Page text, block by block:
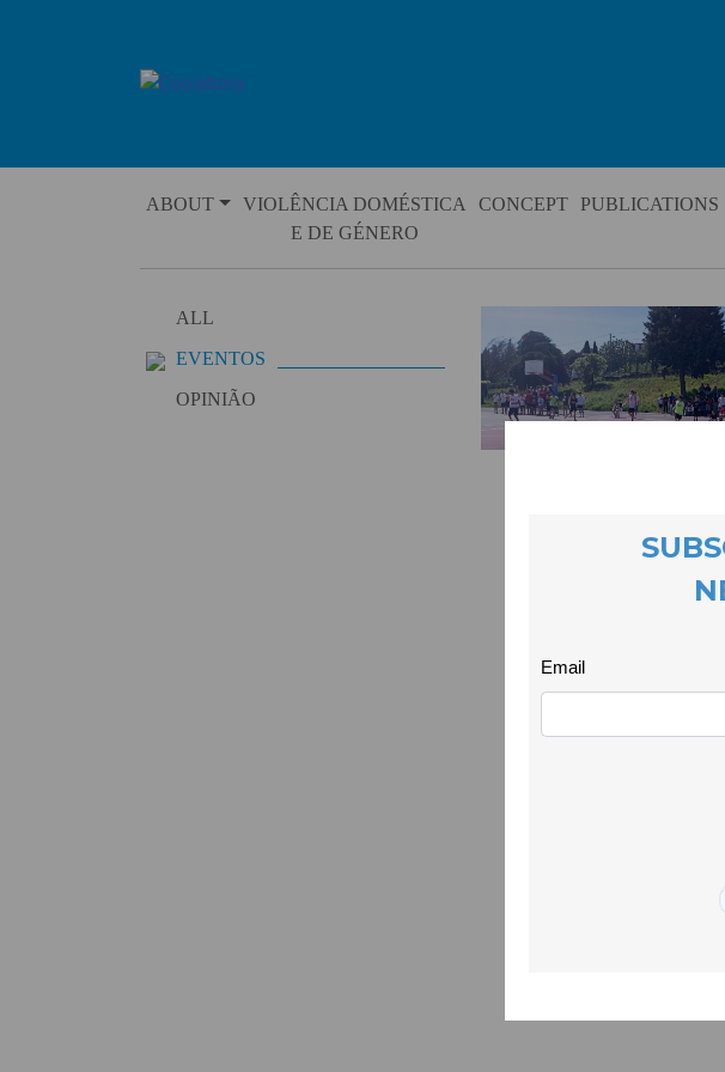
ABOUT
VIOLÊNCIA DOMÉSTICA
E DE GÉNERO
CONCEPT PUBLICATIONS
ALL
EVENTOS
OPINIÃO